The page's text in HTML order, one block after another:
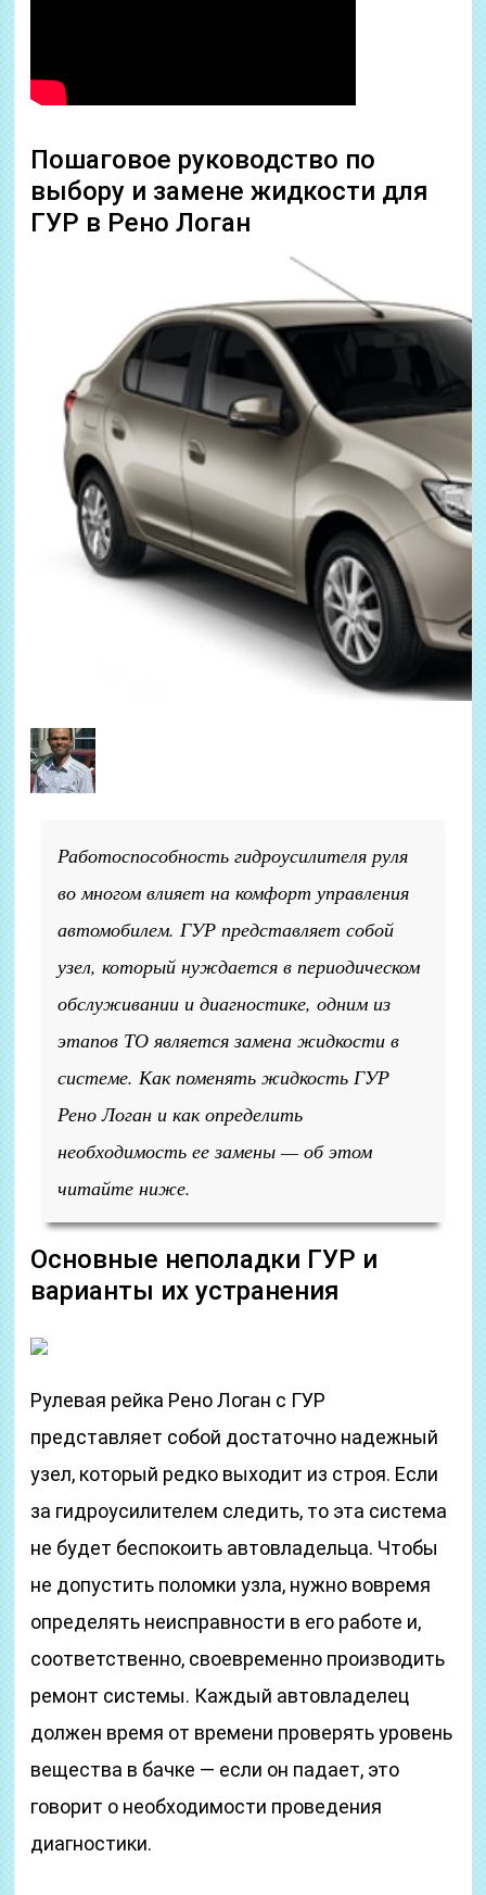
Пошаговое руководство по
выбору и замене жидкости для
ГУР в Рено Логан
Работоспособность гидроусилителя руля
во многом влияет на комфорт управления
автомобилем. ГУР представляет собой
узел, который нуждается в периодическом
обслуживании и диагностике, одним из
этапов ТО является замена жидкости в
системе. Как поменять жидкость ГУР
Рено Логан и как определить
необходимость ее замены — об этом
читайте ниже.
Основные неполадки ГУР и
варианты их устранения
Рулевая рейка Рено Логан с ГУР
представляет собой достаточно надежный
узел, который редко выходит из строя. Если
за гидроусилителем следить, то эта система
не будет беспокоить автовладельца. Чтобы
не допустить поломки узла, нужно вовремя
определять неисправности в его работе и,
соответственно, своевременно производить
ремонт системы. Каждый автовладелец
должен время от времени проверять уровень
вещества в бачке — если он падает, это
говорит о необходимости проведения
диагностики.